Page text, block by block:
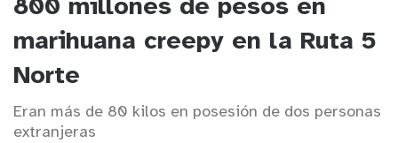
800 millones de pesos en
marihuana creepy en la Ruta 5
Norte
Eran más de 80 kilos en posesión de dos personas
extranjeras